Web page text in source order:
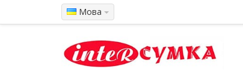
Мова